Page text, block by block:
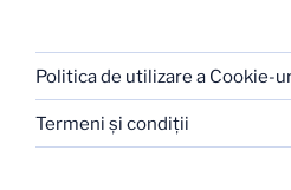
Politica de utilizare a Cookie-
Termeni şi condiţii